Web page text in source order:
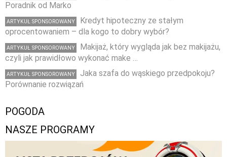
Poradnik od Marko
ARTYKUŁ SPONSOROWANY
Kredyt hipoteczny ze stałym
oprocentowaniem – dla kogo to dobry wybór?
ARTYKUŁ SPONSOROWANY
Makijaż, który wygląda jak bez makijażu,
czyli jak prawidłowo wykonać make …
ARTYKUŁ SPONSOROWANY
Jaka szafa do wąskiego przedpokoju?
Porównanie rozwiązań
POGODA
NASZE PROGRAMY